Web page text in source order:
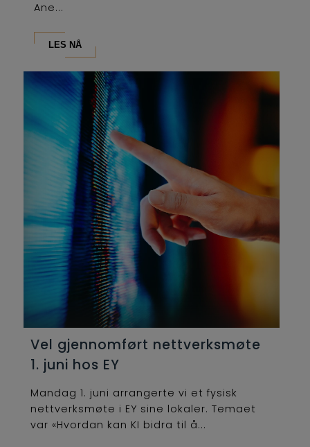
Ane...
LES NÅ
Vel gjennomført nettverksmøte
1. juni hos EY
Mandag 1. juni arrangerte vi et fysisk
nettverksmøte i EY sine lokaler. Temaet
var «Hvordan kan KI bidra til å...